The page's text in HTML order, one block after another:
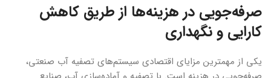
صرفه‌جویی در هزینه‌ها از طریق کاهش
کارایی و نگهداری
یکی از مهمترین مزایای اقتصادی سیستم‌های تصفیه آب صنعتی،